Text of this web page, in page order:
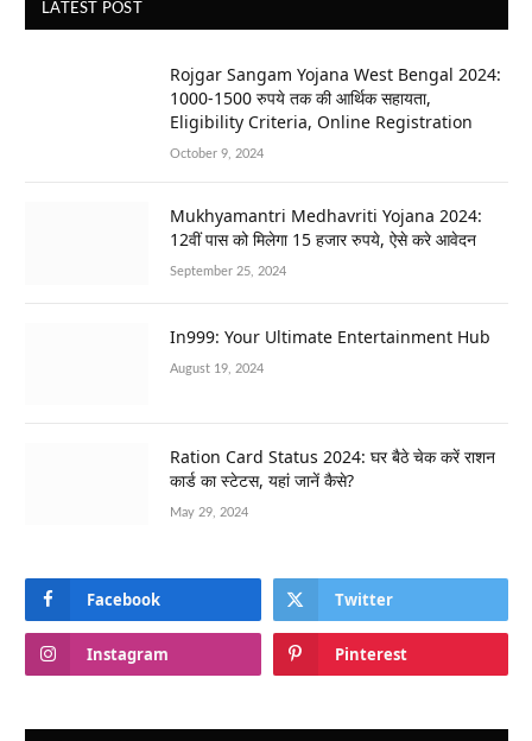
LATEST POST
Rojgar Sangam Yojana West Bengal 2024:
1000-1500 रुपये तक की आर्थिक सहायता,
Eligibility Criteria, Online Registration
October 9, 2024
Mukhyamantri Medhavriti Yojana 2024:
12वीं पास को मिलेगा 15 हजार रुपये, ऐसे करे आवेदन
September 25, 2024
In999: Your Ultimate Entertainment Hub
August 19, 2024
Ration Card Status 2024: घर बैठे चेक करें राशन
कार्ड का स्टेटस, यहां जानें कैसे?
May 29, 2024
Facebook Twitter
Instagram Pinterest